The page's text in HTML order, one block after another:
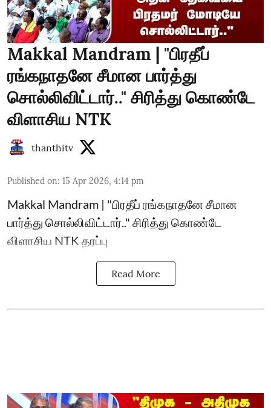
Makkal Mandram | "பிரதீப்
ரங்கநாதனே சீமான பார்த்து
சொல்லிவிட்டார்.." சிரித்து கொண்டே
விளாசிய NTK
thanthitv
Published on: 15 Apr 2026, 4:14 pm
Makkal Mandram | "பிரதீப் ரங்கநாதனே சீமான
பார்த்து சொல்லிவிட்டார்.." சிரித்து கொண்டே
விளாசிய NTK தரப்பு
Read More